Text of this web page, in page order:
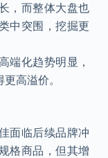
，而整体大盘也
中突围，挖掘更
端化趋势明显，
高溢价。
面临后续品牌冲
格商品，但其增